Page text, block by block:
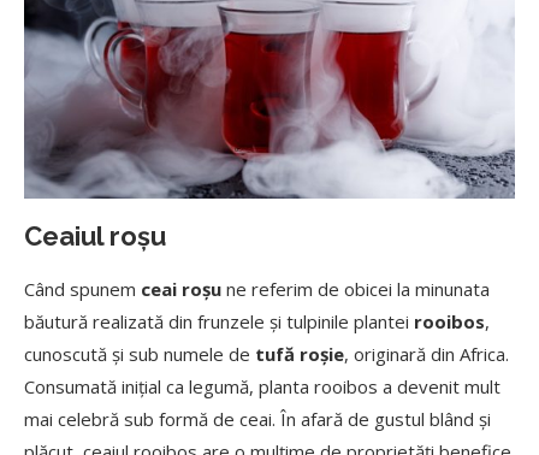
Ceaiul roșu
Când spunem ceai roșu ne referim de obicei la minunata
băutură realizată din frunzele și tulpinile plantei rooibos,
cunoscută și sub numele de tufă roșie, originară din Africa.
Consumată inițial ca legumă, planta rooibos a devenit mult
mai celebră sub formă de ceai. În afară de gustul blând și